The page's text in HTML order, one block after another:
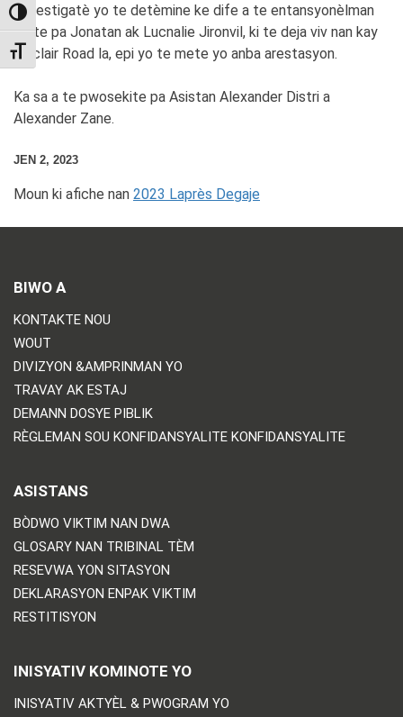
TOGGLE HIGH CONTRAST
TOGGLE FONT SIZE
Envestigatè yo te detèmine ke dife a te entansyonèlman
mete pa Jonatan ak Lucnalie Jironvil, ki te deja viv nan kay
Sinclair Road la, epi yo te mete yo anba arestasyon.
Ka sa a te pwosekite pa Asistan Alexander Distri a
Alexander Zane.
JEN 2, 2023
Moun ki afiche nan 2023 Laprès Degaje
BIWO A
KONTAKTE NOU
WOUT
DIVIZYON &AMPRINMAN YO
TRAVAY AK ESTAJ
DEMANN DOSYE PIBLIK
RÈGLEMAN SOU KONFIDANSYALITE KONFIDANSYALITE
ASISTANS
BÒDWO VIKTIM NAN DWA
GLOSARY NAN TRIBINAL TÈM
RESEVWA YON SITASYON
DEKLARASYON ENPAK VIKTIM
RESTITISYON
INISYATIV KOMINOTE YO
INISYATIV AKTYÈL & PWOGRAM YO